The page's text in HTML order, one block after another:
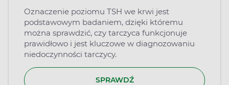
Oznaczenie poziomu TSH we krwi jest
podstawowym badaniem, dzięki któremu
można sprawdzić, czy tarczyca funkcjonuje
prawidłowo i jest kluczowe w diagnozowaniu
niedoczynności tarczycy.
SPRAWDŹ